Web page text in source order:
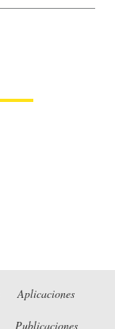
Aplicaciones
Publicaciones